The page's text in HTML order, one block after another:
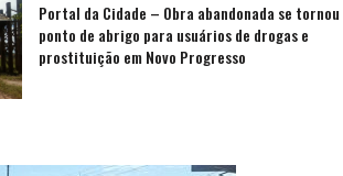
Portal da Cidade – Obra abandonada se tornou
ponto de abrigo para usuários de drogas e
prostituição em Novo Progresso